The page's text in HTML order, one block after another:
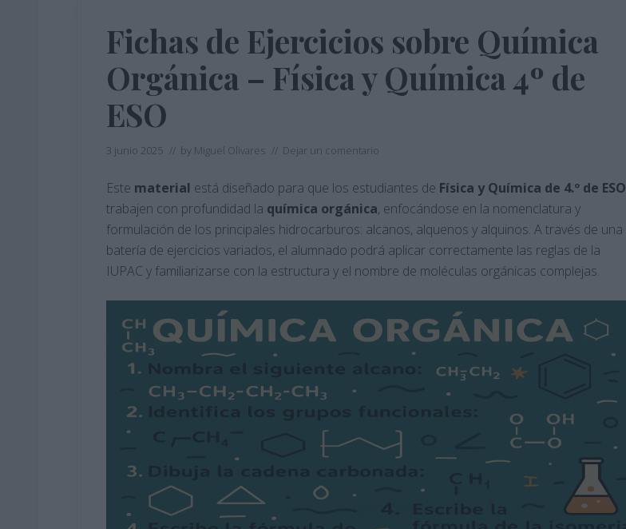
Fichas de Ejercicios sobre Química
Orgánica – Física y Química 4º de
ESO
3 junio 2025 // by Miguel Olivares // Dejar un comentario
Este material está diseñado para que los estudiantes de Física y Química de 4.º de ESO
trabajen con profundidad la química orgánica, enfocándose en la nomenclatura y
formulación de los principales hidrocarburos: alcanos, alquenos y alquinos. A través de una
batería de ejercicios variados, el alumnado podrá aplicar correctamente las reglas de la
IUPAC y familiarizarse con la estructura y el nombre de moléculas orgánicas complejas.